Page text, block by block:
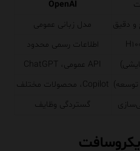
OpenAI
و دقیق
مدل زبانی عمومی
اطلاعات رسمی محدود
API عمومی، ChatGPT
Copilot، محصولات مختلف
گستردگی وظایف